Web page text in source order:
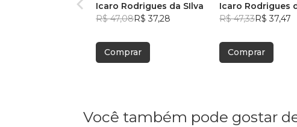
Icaro Rodrigues da SIlva
R$ 47,08R$ 37,28
Comprar
Icaro Rodrigues
R$ 47,33R$ 37,47
Comprar
Você também pode gostar